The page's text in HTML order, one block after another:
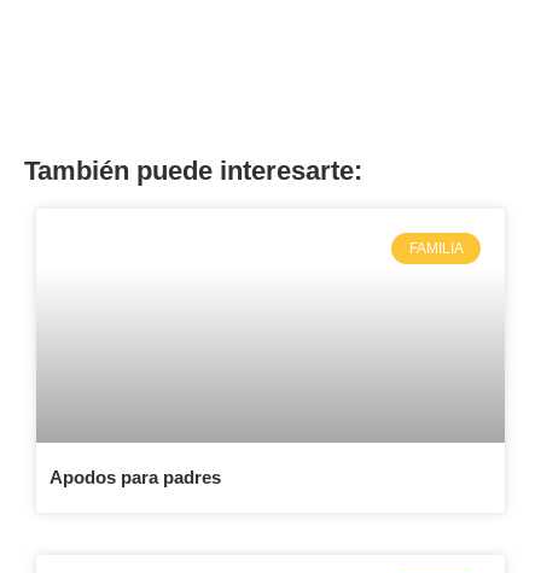
También puede interesarte:
FAMILIA
Apodos para padres